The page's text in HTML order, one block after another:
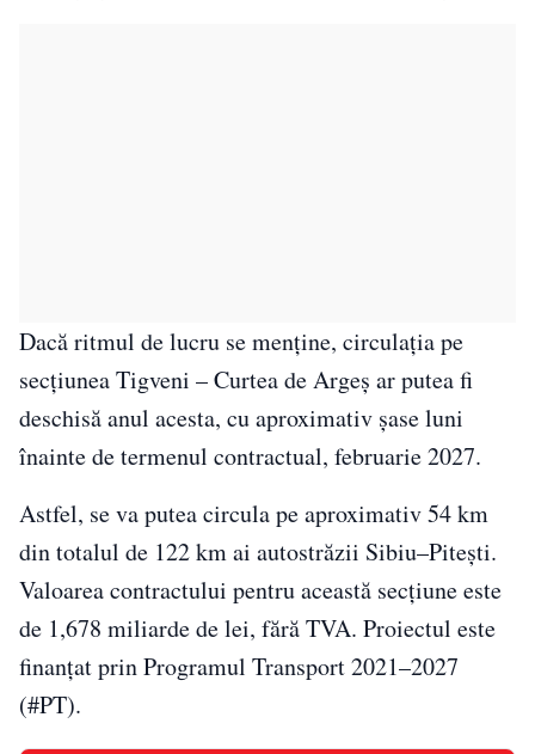
Dacă ritmul de lucru se menține, circulația pe
secțiunea Tigveni – Curtea de Argeș ar putea fi
deschisă anul acesta, cu aproximativ șase luni
înainte de termenul contractual, februarie 2027.
Astfel, se va putea circula pe aproximativ 54 km
din totalul de 122 km ai autostrăzii Sibiu–Pitești.
Valoarea contractului pentru această secțiune este
de 1,678 miliarde de lei, fără TVA. Proiectul este
finanțat prin Programul Transport 2021–2027
(#PT).